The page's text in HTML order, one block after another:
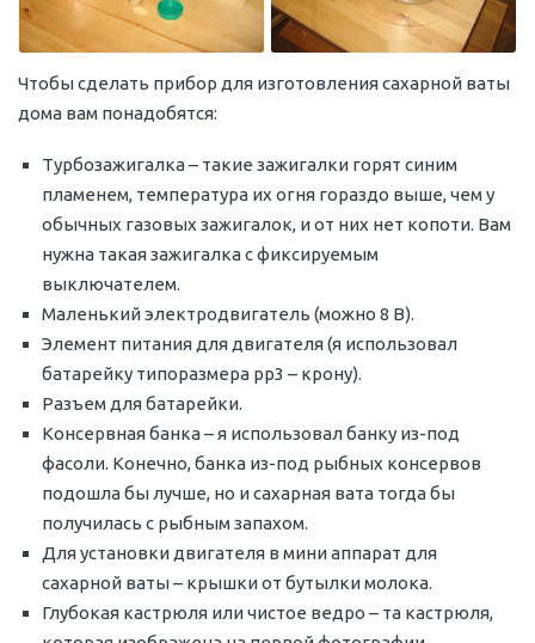
Чтобы сделать прибор для изготовления сахарной ваты
дома вам понадобятся:
Турбозажигалка – такие зажигалки горят синим
пламенем, температура их огня гораздо выше, чем у
обычных газовых зажигалок, и от них нет копоти. Вам
нужна такая зажигалка с фиксируемым
выключателем.
Маленький электродвигатель (можно 8 В).
Элемент питания для двигателя (я использовал
батарейку типоразмера рр3 – крону).
Разъем для батарейки.
Консервная банка – я использовал банку из-под
фасоли. Конечно, банка из-под рыбных консервов
подошла бы лучше, но и сахарная вата тогда бы
получилась с рыбным запахом.
Для установки двигателя в мини аппарат для
сахарной ваты – крышки от бутылки молока.
Глубокая кастрюля или чистое ведро – та кастрюля,